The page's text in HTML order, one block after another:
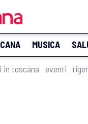
MUSICA
in toscana eventi